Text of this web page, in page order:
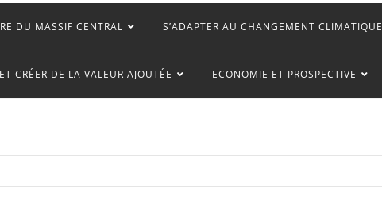
DU MASSIF CENTRAL S’ADAPTER AU CHANGEMENT CLIMATIQUE
CRÉER DE LA VALEUR AJOUTÉE ECONOMIE ET PROSPECTIVE